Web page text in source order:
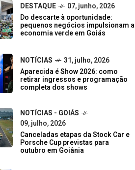
DESTAQUE
07, junho, 2026
Do descarte à oportunidade:
pequenos negócios impulsionam a
economia verde em Goiás
NOTÍCIAS
31, julho, 2026
Aparecida é Show 2026: como
retirar ingressos e programação
completa dos shows
NOTÍCIAS - GOIÁS
09, julho, 2026
Canceladas etapas da Stock Car e
Porsche Cup previstas para
outubro em Goiânia